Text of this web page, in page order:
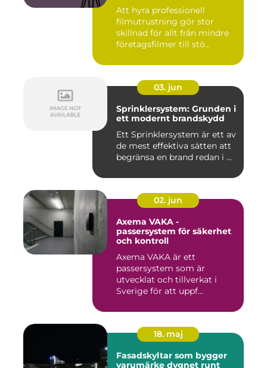
Att hyra professionell
filmutrustning gör stor
skillnad för allt från mindre
företagsfilmer till stö...
03. jun
Sprinklersystem: Grunden i
ett modernt brandskydd
Ett Sprinklersystem är ett av
de mest effektiva sätten att
begränsa en brand redan i ...
02. jun
Axema VAKA -
passersystem för säkerhet
och kontroll
Axema VAKA är ett
passersystem som är
utvecklat och tillverkat i
Sverige för att uppf...
18. maj
Fasadskyltar som bygger
varumärke dygnet runt